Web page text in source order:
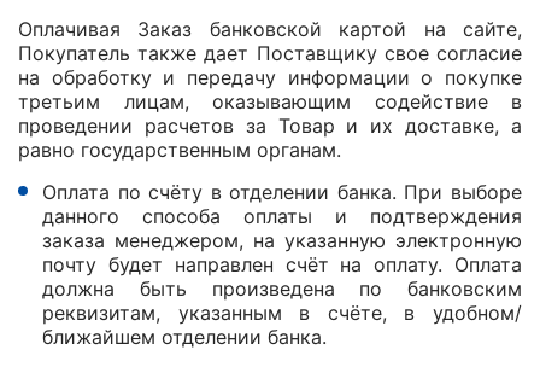
Оплачивая Заказ банковской картой на сайте,
Покупатель также дает Поставщику свое согласие
на обработку и передачу информации о покупке
третьим лицам, оказывающим содействие в
проведении расчетов за Товар и их доставке, а
равно государственным органам.
Оплата по счёту в отделении банка. При выборе
данного способа оплаты и подтверждения
заказа менеджером, на указанную электронную
почту будет направлен счёт на оплату. Оплата
должна быть произведена по банковским
реквизитам, указанным в счёте, в удобном/
ближайшем отделении банка.